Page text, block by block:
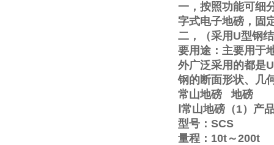
一，按照功能可细
字式电子地磅，固
二，（采用 U型钢
要用途：主要用于
外广泛采用的都是U
钢的断面形状、几
常山地磅
地磅
常山地磅（1）产
型号： SCS
量程： 10t～200t